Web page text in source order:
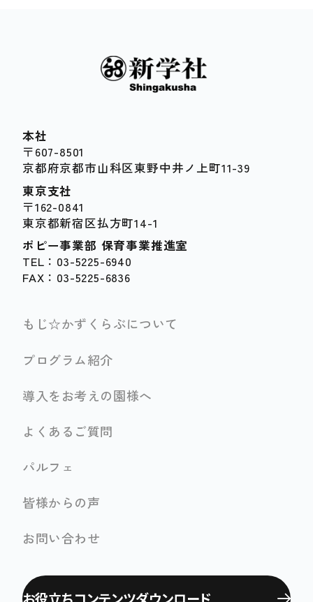
本社
〒607-8501
京都府京都市山科区東野中井ノ上町11-39
東京支社
〒162-0841
東京都新宿区払方町14-1
ポピー事業部 保育事業推進室
TEL：03-5225-6940
FAX：03-5225-6836
もじ☆かずくらぶについて
プログラム紹介
導入をお考えの園様へ
よくあるご質問
パルフェ
皆様からの声
お問い合わせ